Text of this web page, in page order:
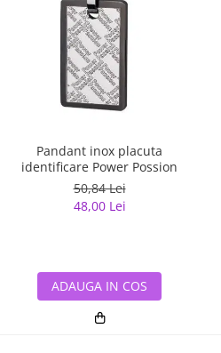
Pandant inox placuta
identificare Power Possion
50,84 Lei
48,00 Lei
ADAUGA IN COS